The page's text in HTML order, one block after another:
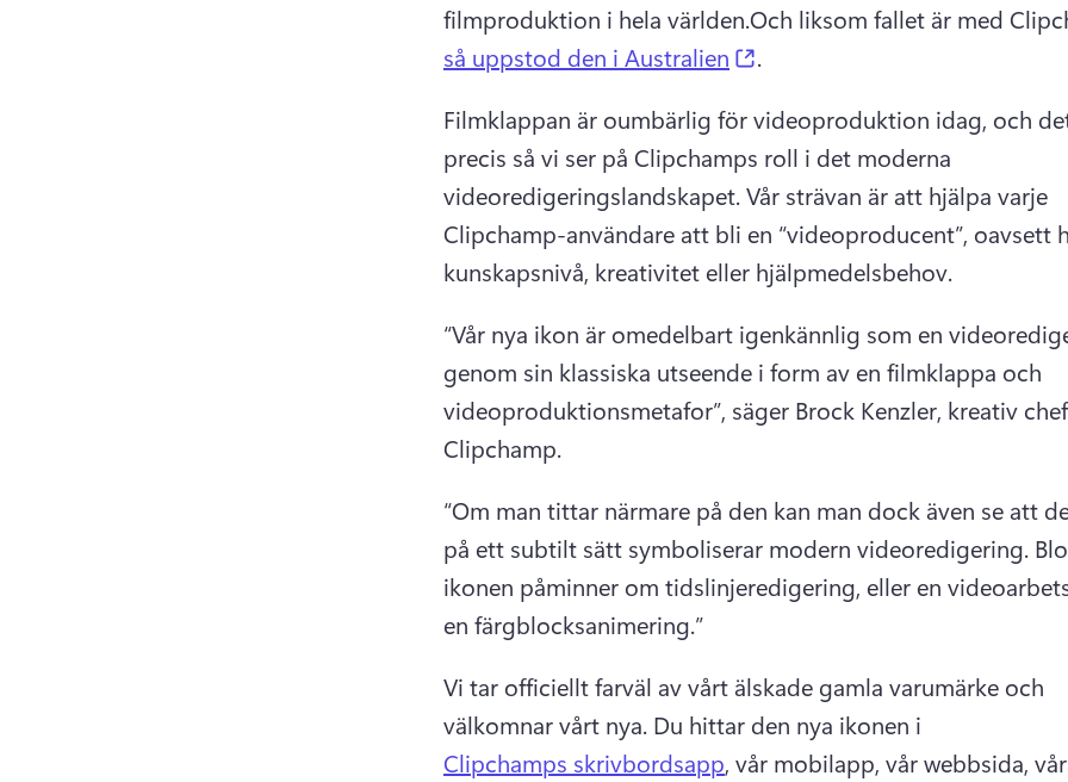
filmproduktion i hela världen.Och liksom fallet är med
så uppstod den i Australien
(opens in a new tab)
.
Filmklappan är oumbärlig för videoproduktion idag, och
precis så vi ser på Clipchamps roll i det moderna
videoredigeringslandskapet. Vår strävan är att hjälpa varje
Clipchamp-användare att bli en “videoproducent”, oavsett
kunskapsnivå, kreativitet eller hjälpmedelsbehov.
“Vår nya ikon är omedelbart igenkännlig som en
genom sin klassiska utseende i form av en filmklappa och
videoproduktionsmetafor”, säger Brock Kenzler, kreativ
Clipchamp.
“Om man tittar närmare på den kan man dock även se att
på ett subtilt sätt symboliserar modern videoredigering.
ikonen påminner om tidslinjeredigering, eller en
en färgblocksanimering.”
Vi tar officiellt farväl av vårt älskade gamla varumärke och
välkomnar vårt nya. Du hittar den nya ikonen i
Clipchamps skrivbordsapp, vår mobilapp, vår webbsida,